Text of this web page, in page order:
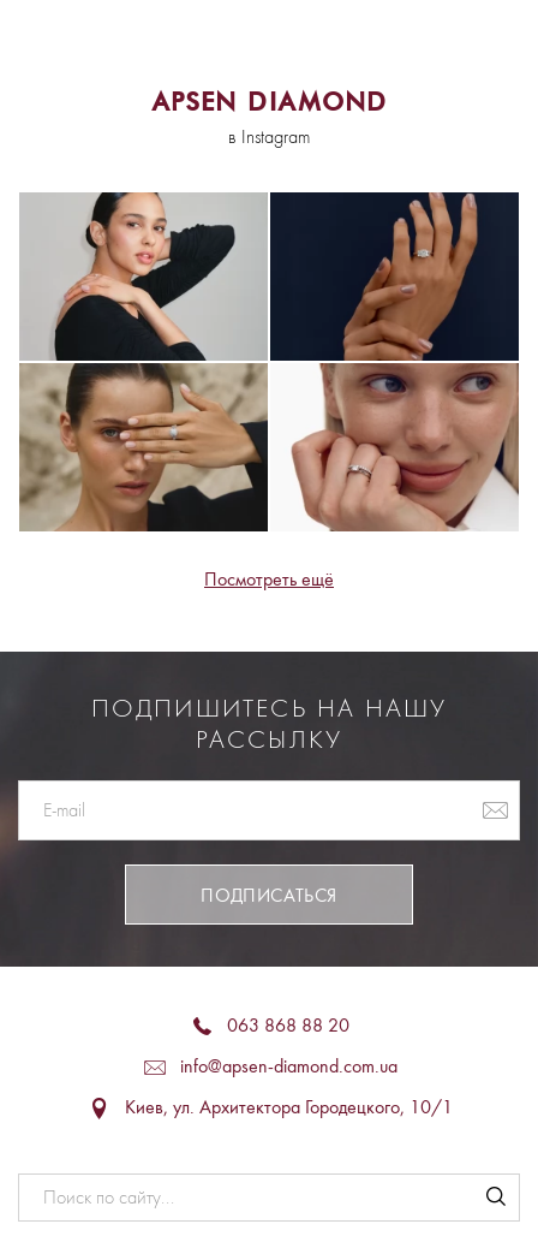
APSEN DIAMOND
в Instagram
Посмотреть ещё
ПОДПИШИТЕСЬ НА НАШУ
РАССЫЛКУ
ПОДПИСАТЬСЯ
063 868 88 20
info@apsen-diamond.com.ua
Киев, ул. Архитектора Городецкого, 10/1